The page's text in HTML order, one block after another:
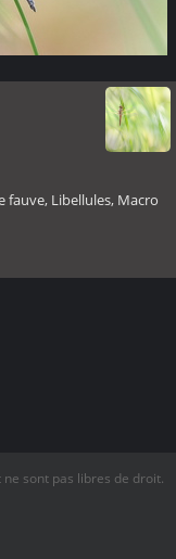
fauve, Libellules, Macro
sont pas libres de droit.